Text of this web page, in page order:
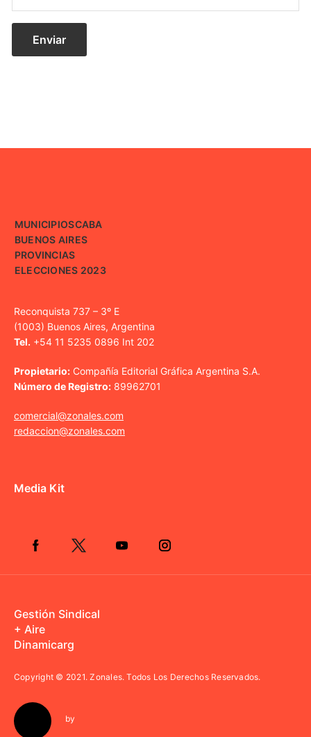
MUNICIPIOSCABA
BUENOS AIRES
PROVINCIAS
ELECCIONES 2023
Reconquista 737 – 3º E
(1003) Buenos Aires, Argentina
Tel. +54 11 5235 0896 Int 202
Propietario: Compañía Editorial Gráfica Argentina S.A.
Número de Registro: 89962701
comercial@zonales.com
redaccion@zonales.com
Media Kit
Gestión Sindical
+ Aire
Dinamicarg
Copyright © 2021.Zonales. Todos Los Derechos Reservados.
by